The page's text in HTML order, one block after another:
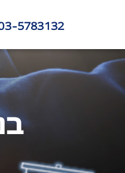
5783132